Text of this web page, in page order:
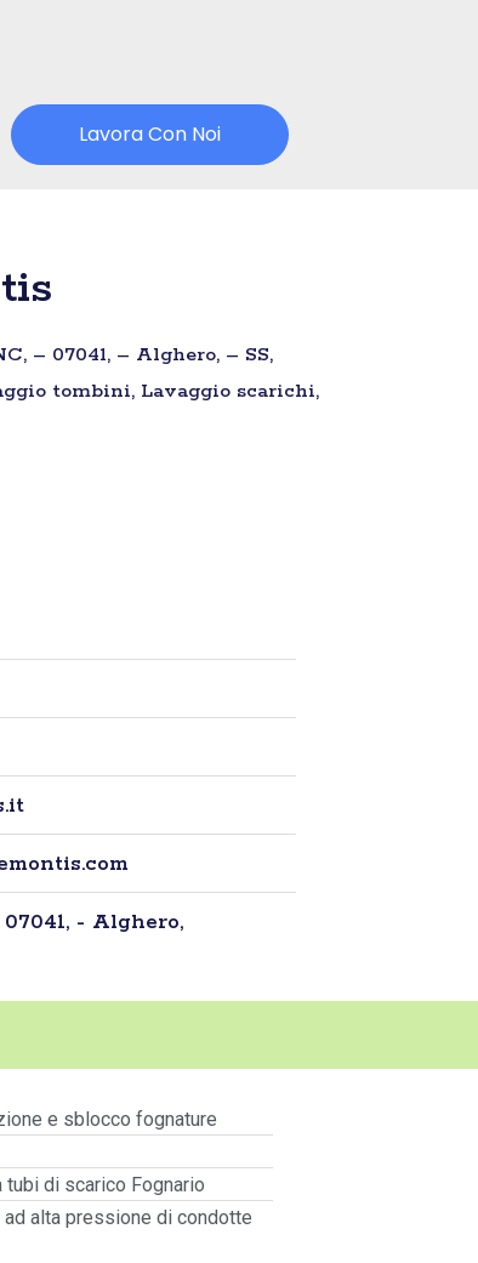
Lavora Con Noi
– 07041, – Alghero, – SS,
tombini, Lavaggio scarichi,
- Alghero,
e sblocco fognature
tubi di scarico Fognario
ad alta pressione di condotte